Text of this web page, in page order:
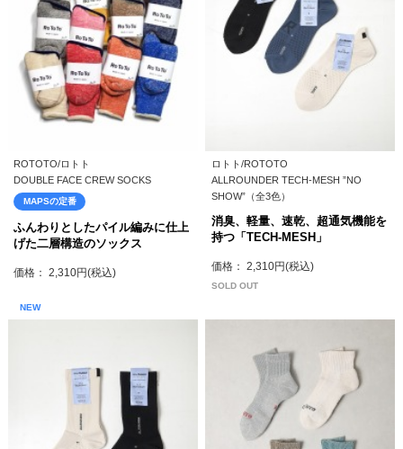
ROTOTO/ロトト
DOUBLE FACE CREW SOCKS
MAPSの定番
ふんわりとしたパイル編みに仕上
げた二層構造のソックス
価格： 2,310円(税込)
ロトト/ROTOTO
ALLROUNDER TECH-MESH ”NO
SHOW”（全3色）
消臭、軽量、速乾、超通気機能を
持つ「TECH-MESH」
価格： 2,310円(税込)
SOLD OUT
NEW